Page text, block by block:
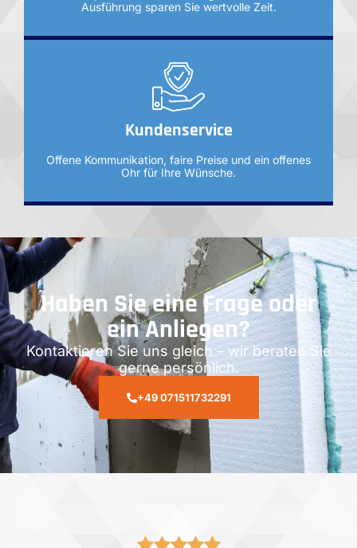
Ausführung sparen Sie wertvolle Zeit.
Kundenservice
Offene Kommunikation, faire Preise und ein offenes
Ohr für Ihre Wünsche.
Haben Sie eine Frage oder
ein Anliegen?
Kontaktieren Sie uns gleich – wir beraten Sie
gerne persönlich.
+49 071511732291